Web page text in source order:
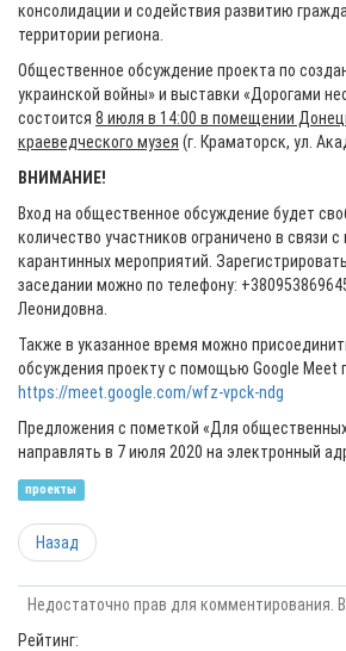
консолидации и содействия развитию
территории региона.
Общественное обсуждение проекта по
украинской войны» и выставки «Дорогами
состоится 8 июля в 14:00 в помещении
краеведческого музея (г. Краматорск, ул.
ВНИМАНИЕ!
Вход на общественное обсуждение будет
количество участников ограничено в связи
карантинных мероприятий.
заседании можно по телефону:
Леонидовна.
Также в указанное время можно
обсуждения проекту с помощью Google Meet
https://meet.google.com/wfz-vpck-ndg
Предложения с пометкой «Для
направлять в 7 июля 2020 на электронный
проекты
Назад
Недостаточно прав для комментирования.
Рейтинг: